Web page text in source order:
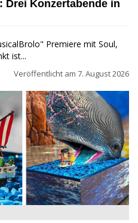
Drei Konzertabende in
Premiere mit Soul,
ist...
Veröffentlicht am 7. August 2026
Figur im LEGOLAND Water